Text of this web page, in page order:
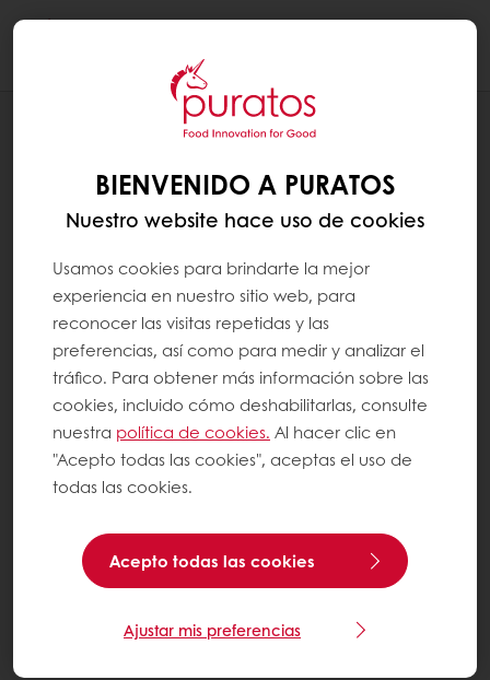
RECETAS
BIENVENIDO A PURATOS
Nuestro website hace uso de cookies
Usamos cookies para brindarte la mejor
experiencia en nuestro sitio web, para
reconocer las visitas repetidas y las
preferencias, así como para medir y analizar el
tráfico. Para obtener más información sobre las
cookies, incluido cómo deshabilitarlas, consulte
nuestra política de cookies. Al hacer clic en
"Acepto todas las cookies", aceptas el uso de
todas las cookies.
Acepto todas las cookies
Ajustar mis preferencias